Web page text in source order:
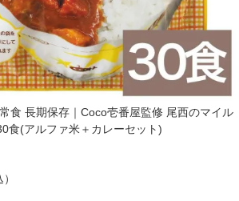
食 長期保存｜Coco壱番屋監修 尾西のマイル
食(アルファ米＋カレーセット)